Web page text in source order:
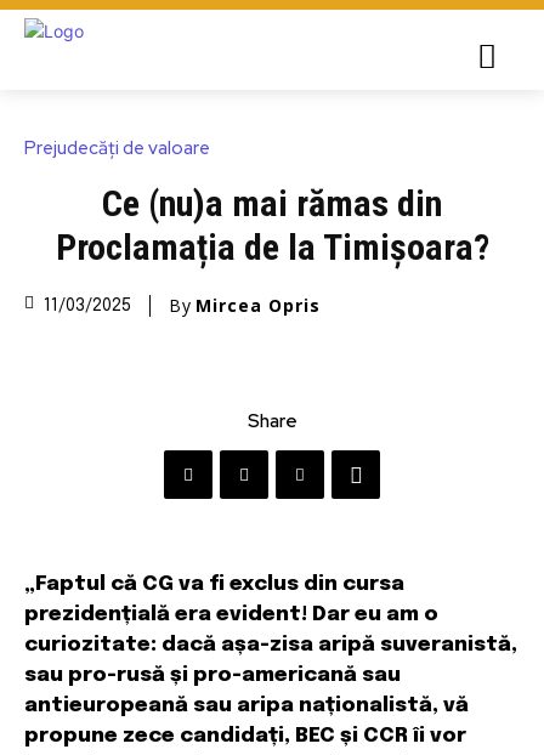
Prejudecăți de valoare
Ce (nu)a mai rămas din
Proclamația de la Timișoara?
11/03/2025 By Mircea Opris
Share
„Faptul că CG va fi exclus din cursa
prezidențială era evident! Dar eu am o
curiozitate: dacă așa-zisa aripă suveranistă,
sau pro-rusă și pro-americană sau
antieuropeană sau aripa naționalistă, vă
propune zece candidați, BEC și CCR îi vor